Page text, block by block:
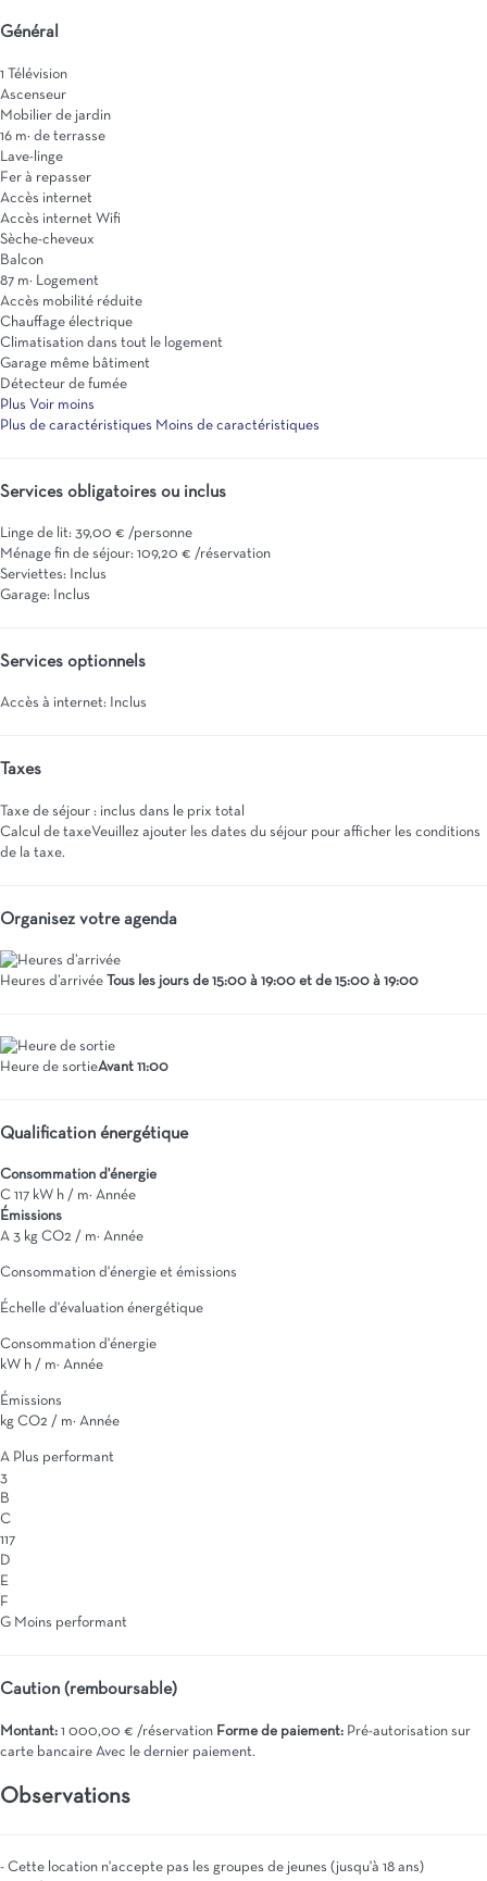
Général
1 Télévision
Ascenseur
Mobilier de jardin
16 m² de terrasse
Lave-linge
Fer à repasser
Accès internet
Accès internet Wifi
Sèche-cheveux
Balcon
87 m² Logement
Accès mobilité réduite
Chauffage électrique
Climatisation dans tout le logement
Garage même bâtiment
Détecteur de fumée
Plus Voir moins
Plus de caractéristiques Moins de caractéristiques
Services obligatoires ou inclus
Linge de lit: 39,00 € /personne
Ménage fin de séjour: 109,20 € /réservation
Serviettes: Inclus
Garage: Inclus
Services optionnels
Accès à internet: Inclus
Taxes
Taxe de séjour : inclus dans le prix total
Calcul de taxeVeuillez ajouter les dates du séjour pour afficher les conditions
de la taxe.
Organisez votre agenda
Heures d’arrivée Tous les jours de 15:00 à 19:00 et de 15:00 à 19:00
Heure de sortieAvant 11:00
Qualification énergétique
Consommation d'énergie
C 117 kW h / m² Année
Émissions
A 3 kg CO2 / m² Année
Consommation d'énergie et émissions
Échelle d'évaluation énergétique
Consommation d'énergie
kW h / m² Année
Émissions
kg CO2 / m² Année
A Plus performant
3
B
C
117
D
E
F
G Moins performant
Caution (remboursable)
Montant: 1 000,00 € /réservation Forme de paiement: Pré-autorisation sur
carte bancaire Avec le dernier paiement.
Observations
- Cette location n'accepte pas les groupes de jeunes (jusqu'à 18 ans)